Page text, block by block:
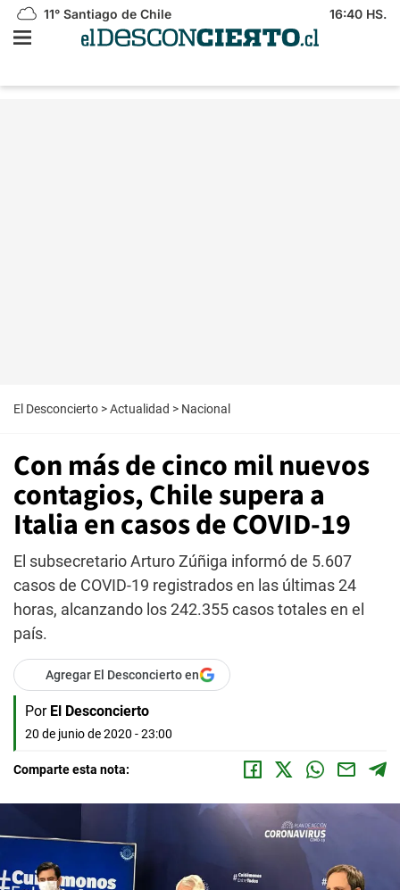
11° Santiago de Chile 16:40 HS.
El Desconcierto >Actualidad > Nacional
Con más de cinco mil nuevos
contagios, Chile supera a
Italia en casos de COVID-19
El subsecretario Arturo Zúñiga informó de 5.607
casos de COVID-19 registrados en las últimas 24
horas, alcanzando los 242.355 casos totales en el
país.
Agregar El Desconcierto en
Por El Desconcierto
20 de junio de 2020 - 23:00
Comparte esta nota: